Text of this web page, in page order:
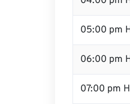
05:00 pm
06:00 pm
07:00 pm